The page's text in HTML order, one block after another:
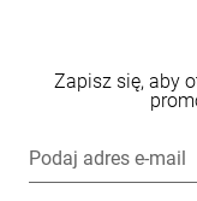
Zapisz się, aby
Podaj adres e-mail